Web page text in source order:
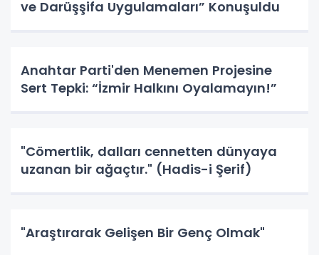
ve Darüşşifa Uygulamaları” Konuşuldu
Anahtar Parti'den Menemen Projesine
Sert Tepki: “İzmir Halkını Oyalamayın!”
"Cömertlik, dalları cennetten dünyaya
uzanan bir ağaçtır." (Hadis-i Şerif)
"Araştırarak Gelişen Bir Genç Olmak"